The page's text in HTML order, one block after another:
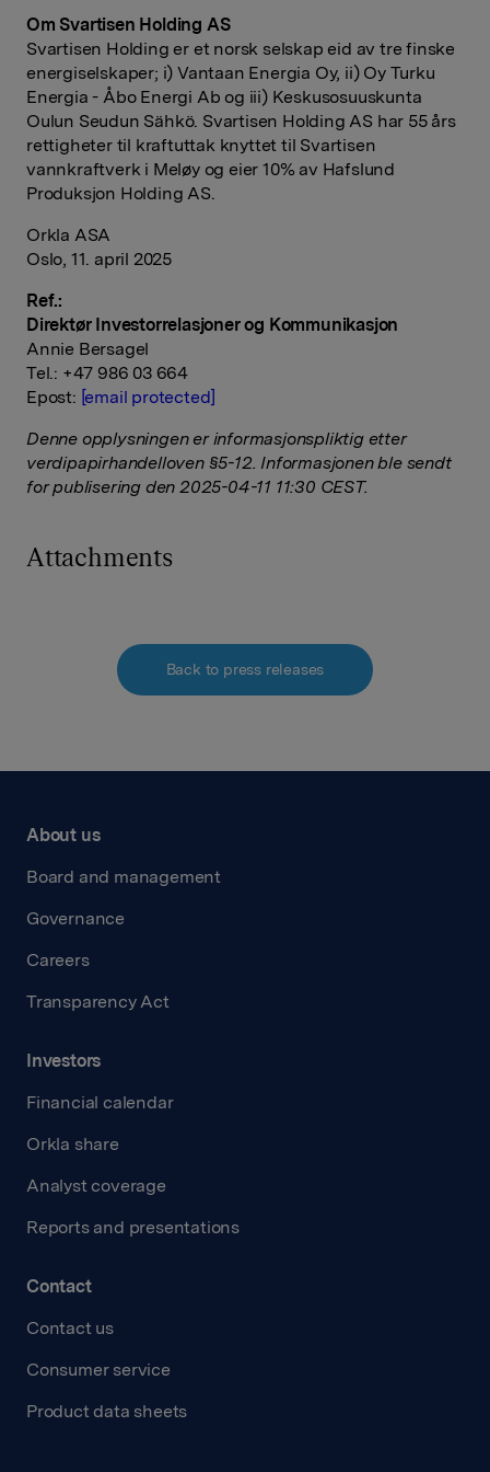
Om Svartisen Holding AS
Svartisen Holding er et norsk selskap eid av tre finske
energiselskaper; i) Vantaan Energia Oy, ii) Oy Turku
Energia - Åbo Energi Ab og iii) Keskusosuuskunta
Oulun Seudun Sähkö. Svartisen Holding AS har 55 års
rettigheter til kraftuttak knyttet til Svartisen
vannkraftverk i Meløy og eier 10% av Hafslund
Produksjon Holding AS.
Orkla ASA
Oslo, 11. april 2025
Ref.:
Direktør Investorrelasjoner og Kommunikasjon
Annie Bersagel
Tel.: +47 986 03 664
Epost: [email protected]
Denne opplysningen er informasjonspliktig etter
verdipapirhandelloven §5-12. Informasjonen ble sendt
for publisering den 2025-04-11 11:30 CEST.
Attachments
Back to press releases
About us
Board and management
Governance
Careers
Transparency Act
Investors
Financial calendar
Orkla share
Analyst coverage
Reports and presentations
Contact
Contact us
Consumer service
Product data sheets